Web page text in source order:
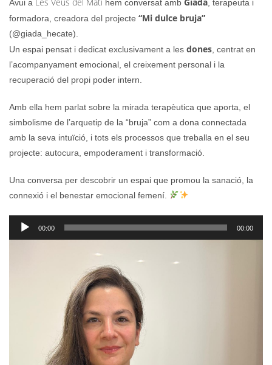
Avui a hem conversat amb
, terapeuta i
formadora, creadora del projecte “Mi dulce bruja”
(@giada_hecate).
Un espai pensat i dedicat exclusivament a les dones , centrat en
l’acompanyament emocional, el creixement personal i la
recuperació del propi poder intern.
Amb ella hem parlat sobre la mirada terapèutica que aporta, el
simbolisme de l’arquetip de la “bruja” com a dona connectada
amb la seva intuïció, i tots els processos que treballa en el seu
projecte: autocura, empoderament i transformació.
Una conversa per descobrir un espai que promou la sanació, la
connexió i el benestar emocional femení.
Reproductor
d'àudio
00:00 00:00